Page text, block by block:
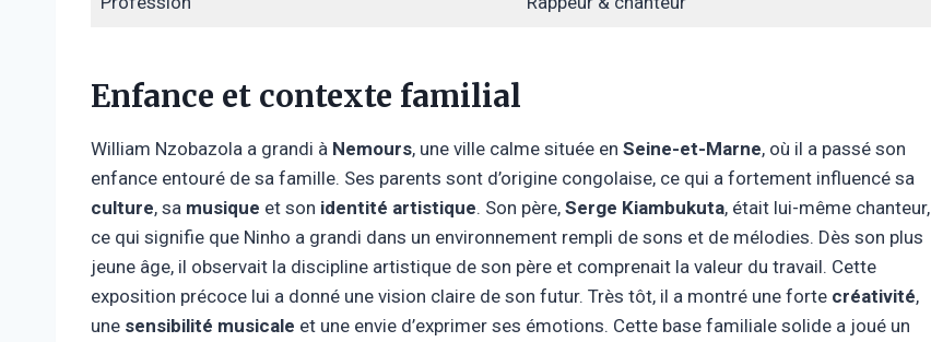
Enfance et contexte familial
William Nzobazola a grandi à Nemours, une ville calme située en Seine-et-Marne, où il a passé son
enfance entouré de sa famille. Ses parents sont d’origine congolaise, ce qui a fortement influencé sa
culture, sa musique et son identité artistique. Son père, Serge Kiambukuta, était lui-même chanteur,
ce qui signifie que Ninho a grandi dans un environnement rempli de sons et de mélodies. Dès son plus
jeune âge, il observait la discipline artistique de son père et comprenait la valeur du travail. Cette
exposition précoce lui a donné une vision claire de son futur. Très tôt, il a montré une forte créativité,
une sensibilité musicale et une envie d’exprimer ses émotions. Cette base familiale solide a joué un